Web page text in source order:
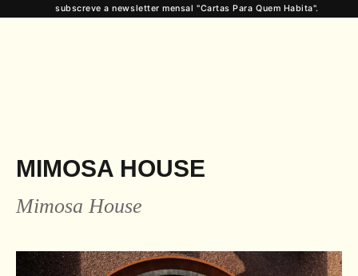
MIMOSA HOUSE
Mimosa House
subscreve a newsletter mensal "Cartas Para Quem Habita".